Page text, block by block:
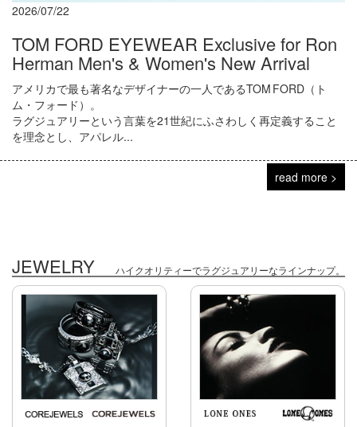
2026/07/22
TOM FORD EYEWEAR Exclusive for Ron
Herman Men's & Women's New Arrival
アメリカで最も著名なデザイナーの一人であるTOM FORD（ト
ム・フォード）。
ラグジュアリーという言葉を21世紀にふさわしく再定義すること
を理念とし、アパレル...
read more >
JEWELRY ハイクオリティーでラグジュアリーなラインナップ。